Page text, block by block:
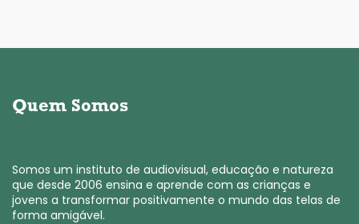
Quem Somos
Somos um instituto de audiovisual, educação e natureza
que desde 2006 ensina e aprende com as crianças e
jovens a transformar positivamente o mundo das telas de
forma amigável.